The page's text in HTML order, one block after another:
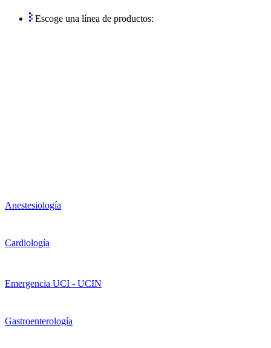
Escoge una línea de productos:
Anestesiología
Cardiología
Emergencia UCI - UCIN
Gastroenterología